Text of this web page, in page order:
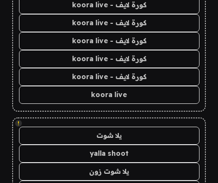
كورة لايف - koora live
كورة لايف - koora live
كورة لايف - koora live
كورة لايف - koora live
كورة لايف - koora live
koora live
!
يلا شوت
yalla shoot
يلا شوت زون